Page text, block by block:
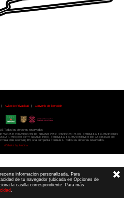
Aviso de Privacidad| Convenio de liberación
Todos los derechos reservados
WORLD CHAMPIONSHIP, GRAND PRIX,
PADDOCK CLUB,
FORMULA 1 GRAND PRIX
1 MEXICO CITY GRAND PRIX,
FORMULA 1 GRAN PREMIO DE LA CIUDAD DE
One Licensing BV, una compañía Formula 1. Todos los derechos reservados.
Website by Alucina
información personalizada. Para
de tu navegador (ubicada en Opciones de
la casilla correspondiente. Para más
.